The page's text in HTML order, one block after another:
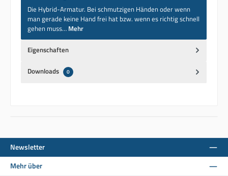
Die Hybrid-Armatur. Bei schmutzigen Händen oder wenn
man gerade keine Hand frei hat bzw. wenn es richtig schnell
gehen muss… Mehr
Eigenschaften
Downloads 0
Newsletter
Mehr über